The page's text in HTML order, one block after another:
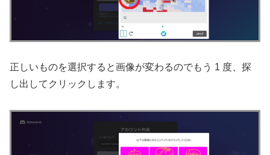
正しいものを選択すると画像が変わるのでもう 1 度、探
し出してクリックします。